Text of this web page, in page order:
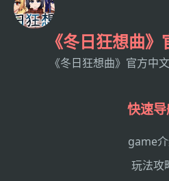
《冬日狂想曲
《冬日狂想曲》官方中
快速
game
玩法攻